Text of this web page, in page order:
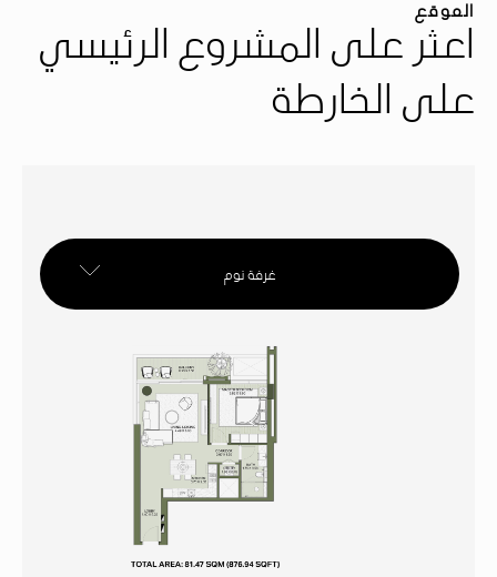
الموقع
اعثر على المشروع الرئيسي
على الخارطة
غرفة نوم